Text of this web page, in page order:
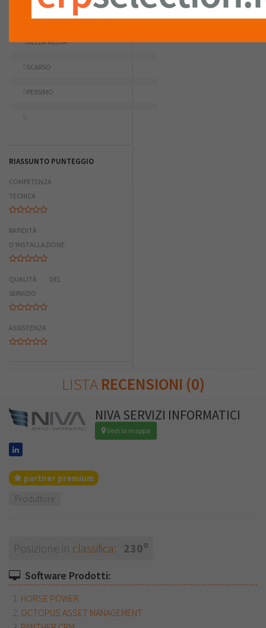
MOLTO
BUONO
0NELLA MEDIA
SCARSO
PESSIMO
RIASSUNTO PUNTEGGIO
COMPETENZA
TECNICA
RAPIDITÀ
D'INSTALLAZIONE
QUALITÀ DEL
SERVIZIO
ASSISTENZA
LISTA RECENSIONI (0)
NIVA SERVIZI INFORMATICI
Vedi la mappa
partner premium
Produttore
Posizione in classifica: 230o
Software Prodotti:
HORSE POWER
OCTOPUS ASSET MANAGEMENT